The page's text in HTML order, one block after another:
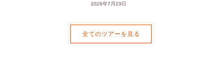
2026年7月23日
全てのツアーを見る